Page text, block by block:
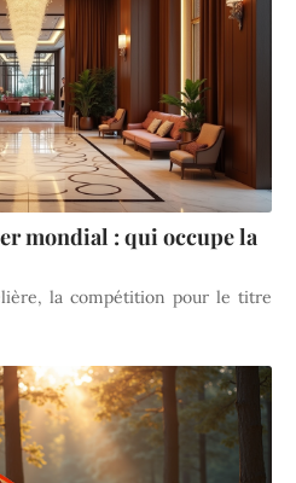
mondial : qui occupe la
la compétition pour le titre